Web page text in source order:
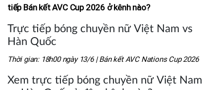
tiếp Bán kết AVC Cup 2026 ở kênh nào?
Trực tiếp bóng chuyền nữ Việt Nam vs
Hàn Quốc
Thời gian: 18h00 ngày 13/6 | Bán kết AVC Nations Cup 2026
Xem trực tiếp bóng chuyền nữ Việt Nam